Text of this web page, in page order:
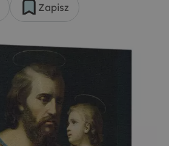
Zapisz